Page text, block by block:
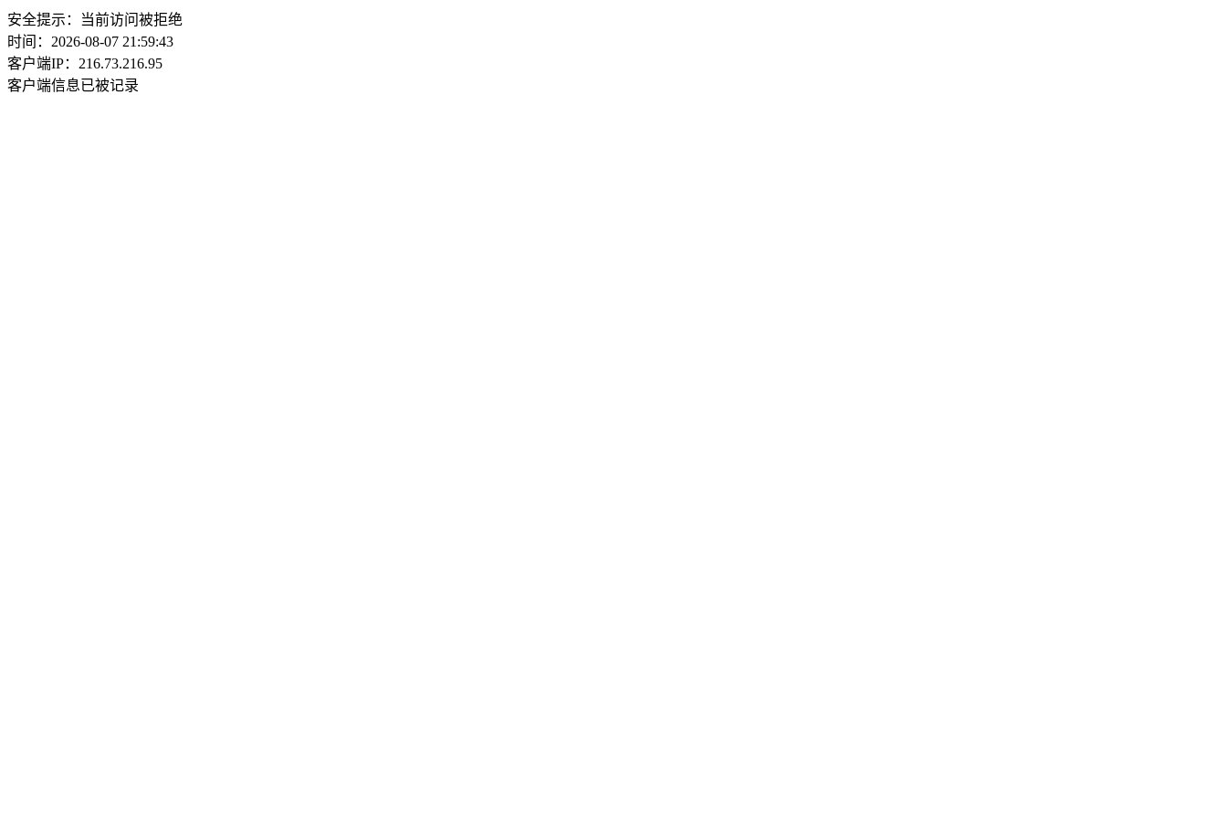
安全提示：当前访问被拒绝
时间：2026-08-07 21:59:43
客户端IP：216.73.216.95
客户端信息已被记录